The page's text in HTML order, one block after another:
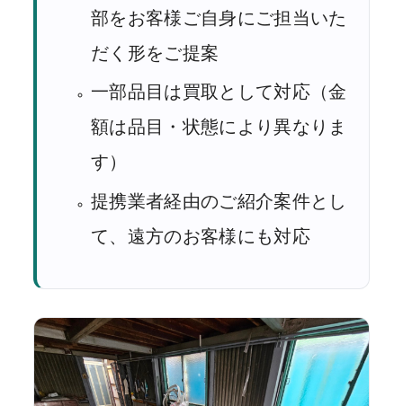
部をお客様ご自身にご担当いた
だく形をご提案
一部品目は買取として対応（金
額は品目・状態により異なりま
す）
提携業者経由のご紹介案件とし
て、遠方のお客様にも対応